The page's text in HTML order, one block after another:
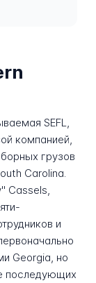
SEFL,
компанией,
грузов
Carolina.
Cassels,
и
Georgia, но
последующих